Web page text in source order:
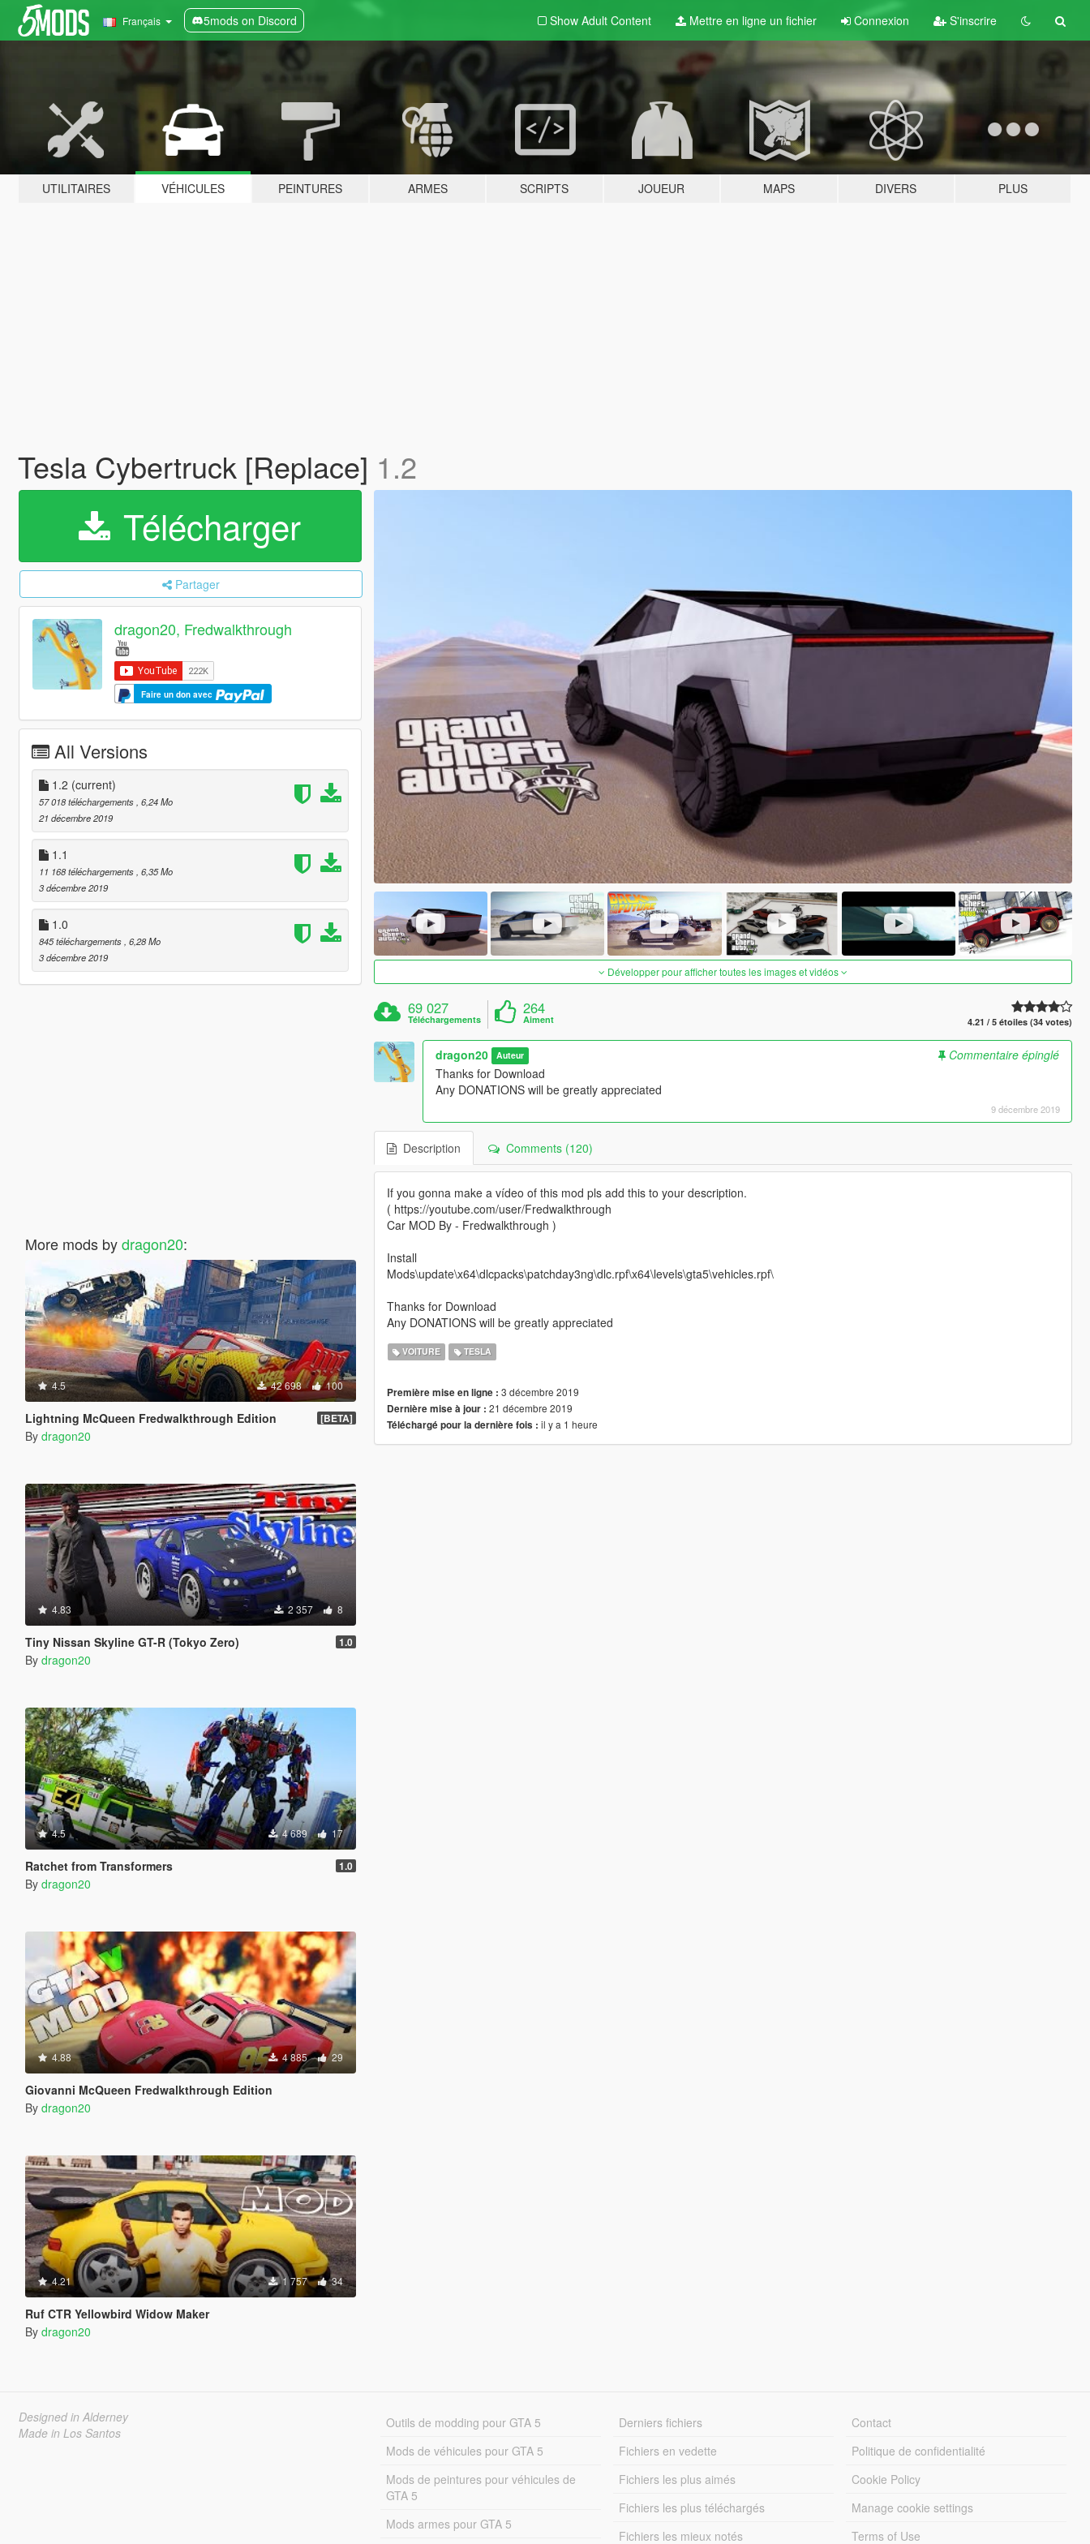
Français 5mods on Discord Show Adult Content Mettre en ligne un fichier Connexion S'inscrire
UTILITAIRES VÉHICULES PEINTURES ARMES SCRIPTS JOUEUR MAPS DIVERS PLUS
Tesla Cybertruck [Replace] 1.2
Télécharger
Partager
dragon20, Fredwalkthrough
Faire un don avec
All Versions
1.2 (current)
57 018 téléchargements, 6,24 Mo
21 décembre 2019
1.1
11 168 téléchargements, 6,35 Mo
3 décembre 2019
1.0
845 téléchargements, 6,28 Mo
3 décembre 2019
More mods bydragon20:
4.5 42 698 100
Lightning McQueen Fredwalkthrough Edition [BETA]
By dragon20
4.83 2 357 8
Tiny Nissan Skyline GT-R (Tokyo Zero) 1.0
By dragon20
4.5 4 689 17
Ratchet from Transformers 1.0
By dragon20
4.88 4 885 29
Giovanni McQueen Fredwalkthrough Edition
By dragon20
4.21 1 757 34
Ruf CTR Yellowbird Widow Maker
By dragon20
Développer pour afficher toutes les images et vidéos
69 027
Téléchargements
264
Aiment 4.21 / 5 étoiles (34 votes)
dragon20 Auteur
Commentaire épinglé
Thanks for Download
Any DONATIONS will be greatly appreciated
9 décembre 2019
Description Comments (120)
If you gonna make a vídeo of this mod pls add this to your description.
( https://youtube.com/user/Fredwalkthrough
Car MOD By - Fredwalkthrough )
Install
Mods\update\x64\dlcpacks\patchday3ng\dlc.rpf\x64\levels\gta5\vehicles.rpf\
Thanks for Download
Any DONATIONS will be greatly appreciated
VOITURE TESLA
Première mise en ligne : 3 décembre 2019
Dernière mise à jour : 21 décembre 2019
Téléchargé pour la dernière fois : il y a 1 heure
Designed in Alderney
Made in Los Santos
Outils de modding pour GTA 5
Mods de véhicules pour GTA 5
Mods de peintures pour véhicules de
GTA 5
Mods armes pour GTA 5
Derniers fichiers
Fichiers en vedette
Fichiers les plus aimés
Fichiers les plus téléchargés
Fichiers les mieux notés
Contact
Politique de confidentialité
Cookie Policy
Manage cookie settings
Terms of Use